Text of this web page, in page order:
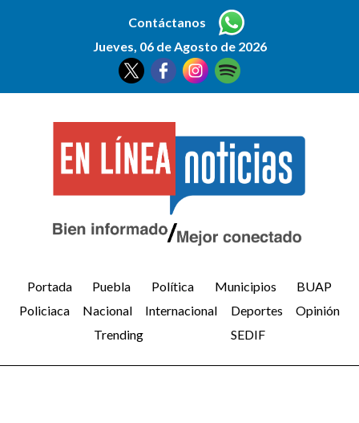
Contáctanos
Jueves, 06 de Agosto de 2026
Portada Puebla Política Municipios
BUAP
Policiaca
Nacional Internacional Deportes
Opinión
Trending
SEDIF